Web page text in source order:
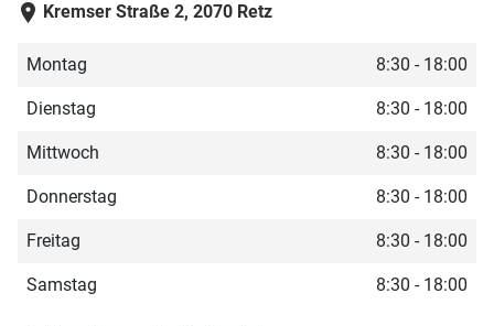
Kremser Straße 2, 2070 Retz
Montag 8:30 - 18:00
Dienstag 8:30 - 18:00
Mittwoch 8:30 - 18:00
Donnerstag 8:30 - 18:00
Freitag 8:30 - 18:00
Samstag 8:30 - 18:00